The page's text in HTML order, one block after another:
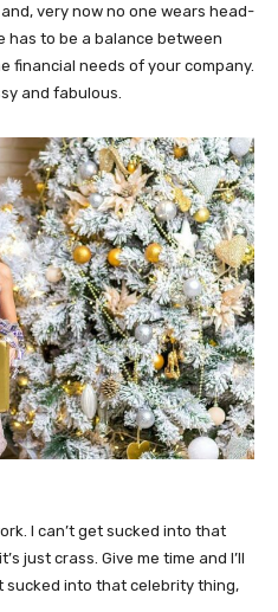
very now no one wears head-
has to be a balance between
financial needs of your company.
and fabulous.
I can’t get sucked into that
just crass. Give me time and I’ll
sucked into that celebrity thing,